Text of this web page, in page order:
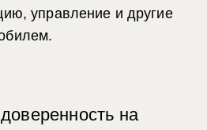
управление и другие
на